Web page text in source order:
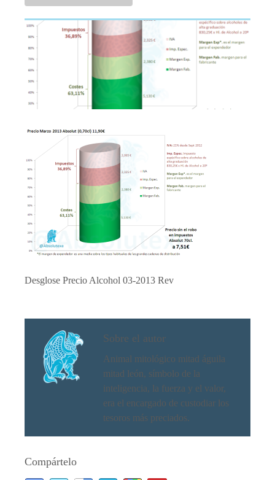
Desglose Precio Alcohol 03-2013 Rev
Sobre el autor
Animal mitológico mitad águila
mitad león, símbolo de la
inteligencia, la fuerza y el valor,
era el encargado de custodiar los
tesoros más preciados.
Compártelo